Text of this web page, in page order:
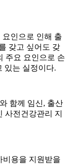
인으로 인해 출
갖고 싶어도 갖
주요 요인으로 손
있는 실정이다.
함께 임신, 출산
사전건강관리 지
비용을 지원받을